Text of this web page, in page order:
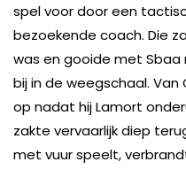
spel voor door een
bezoekende coach. Die
was en gooide met
bij in de weegschaal. Van
op nadat hij Lamort
zakte vervaarlijk diep
met vuur speelt,